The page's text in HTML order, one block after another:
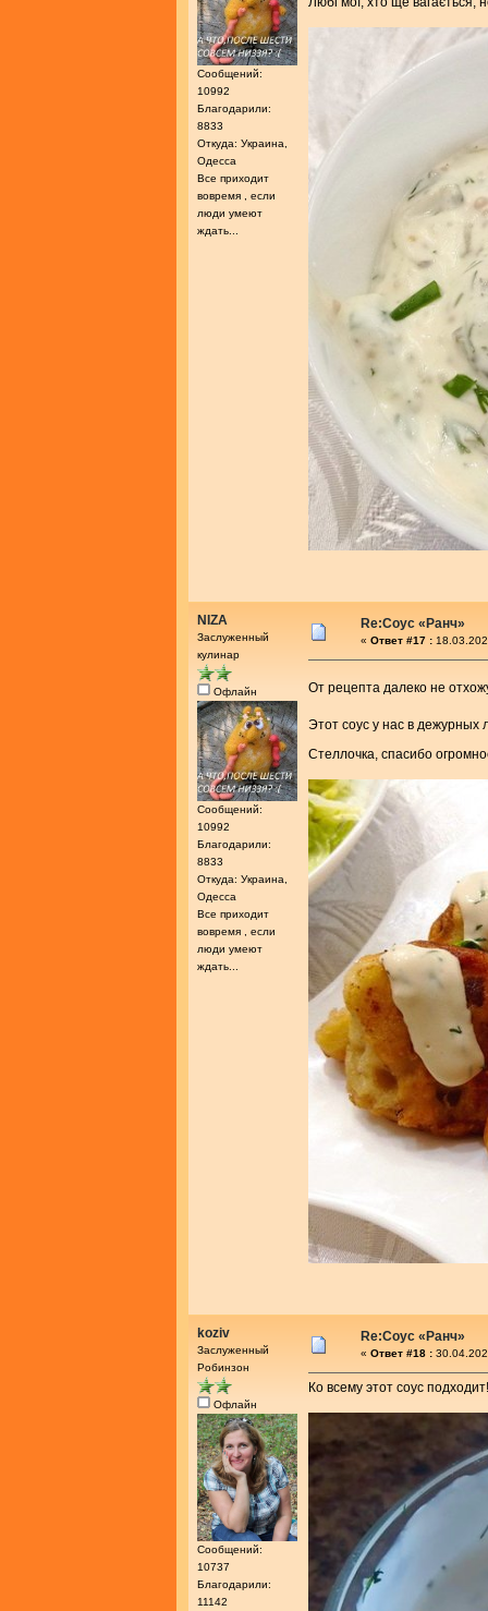
Сообщений:
10992
Благодарили:
8833
Откуда: Украина,
Одесса
Все приходит
вовремя , если
люди умеют
ждать...
NIZA
Заслуженный
кулинар
Офлайн
Сообщений:
10992
Благодарили:
8833
Откуда: Украина,
Одесса
Все приходит
вовремя , если
люди умеют
ждать...
Re:Соус «Ранч»
« Ответ #17 :
От рецепта далеко не
Этот соус у нас в дежурных
Стеллочка, спасибо
koziv
Заслуженный
Робинзон
Офлайн
Сообщений:
10737
Благодарили:
11142
Re:Соус «Ранч»
« Ответ #18 :
Ко всему этот соус подходит!